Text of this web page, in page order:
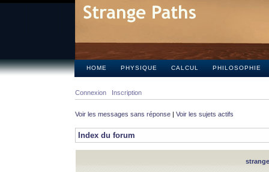
HOME PHYSIQUE CALCUL PHILOSOPHIE
Connexion Inscription
Voir les messages sans réponse | Voir les sujets actifs
Index du forum